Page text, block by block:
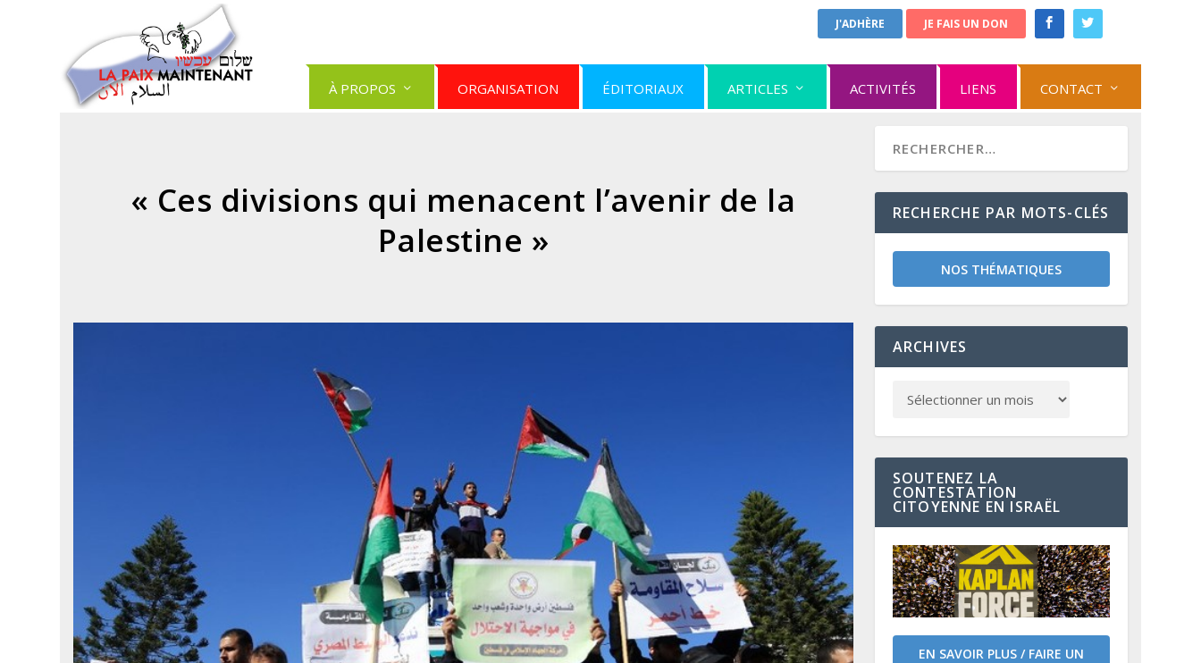
J'ADHÈRE JE FAIS UN DON
À PROPOS ORGANISATION ÉDITORIAUX ARTICLES ACTIVITÉS LIENS CONTACT
« Ces divisions qui menacent l’avenir de la
Palestine »
RECHERCHE PAR MOTS-CLÉS
NOS THÉMATIQUES
ARCHIVES
SOUTENEZ LA
CONTESTATION
CITOYENNE EN ISRAËL
EN SAVOIR PLUS / FAIRE UN